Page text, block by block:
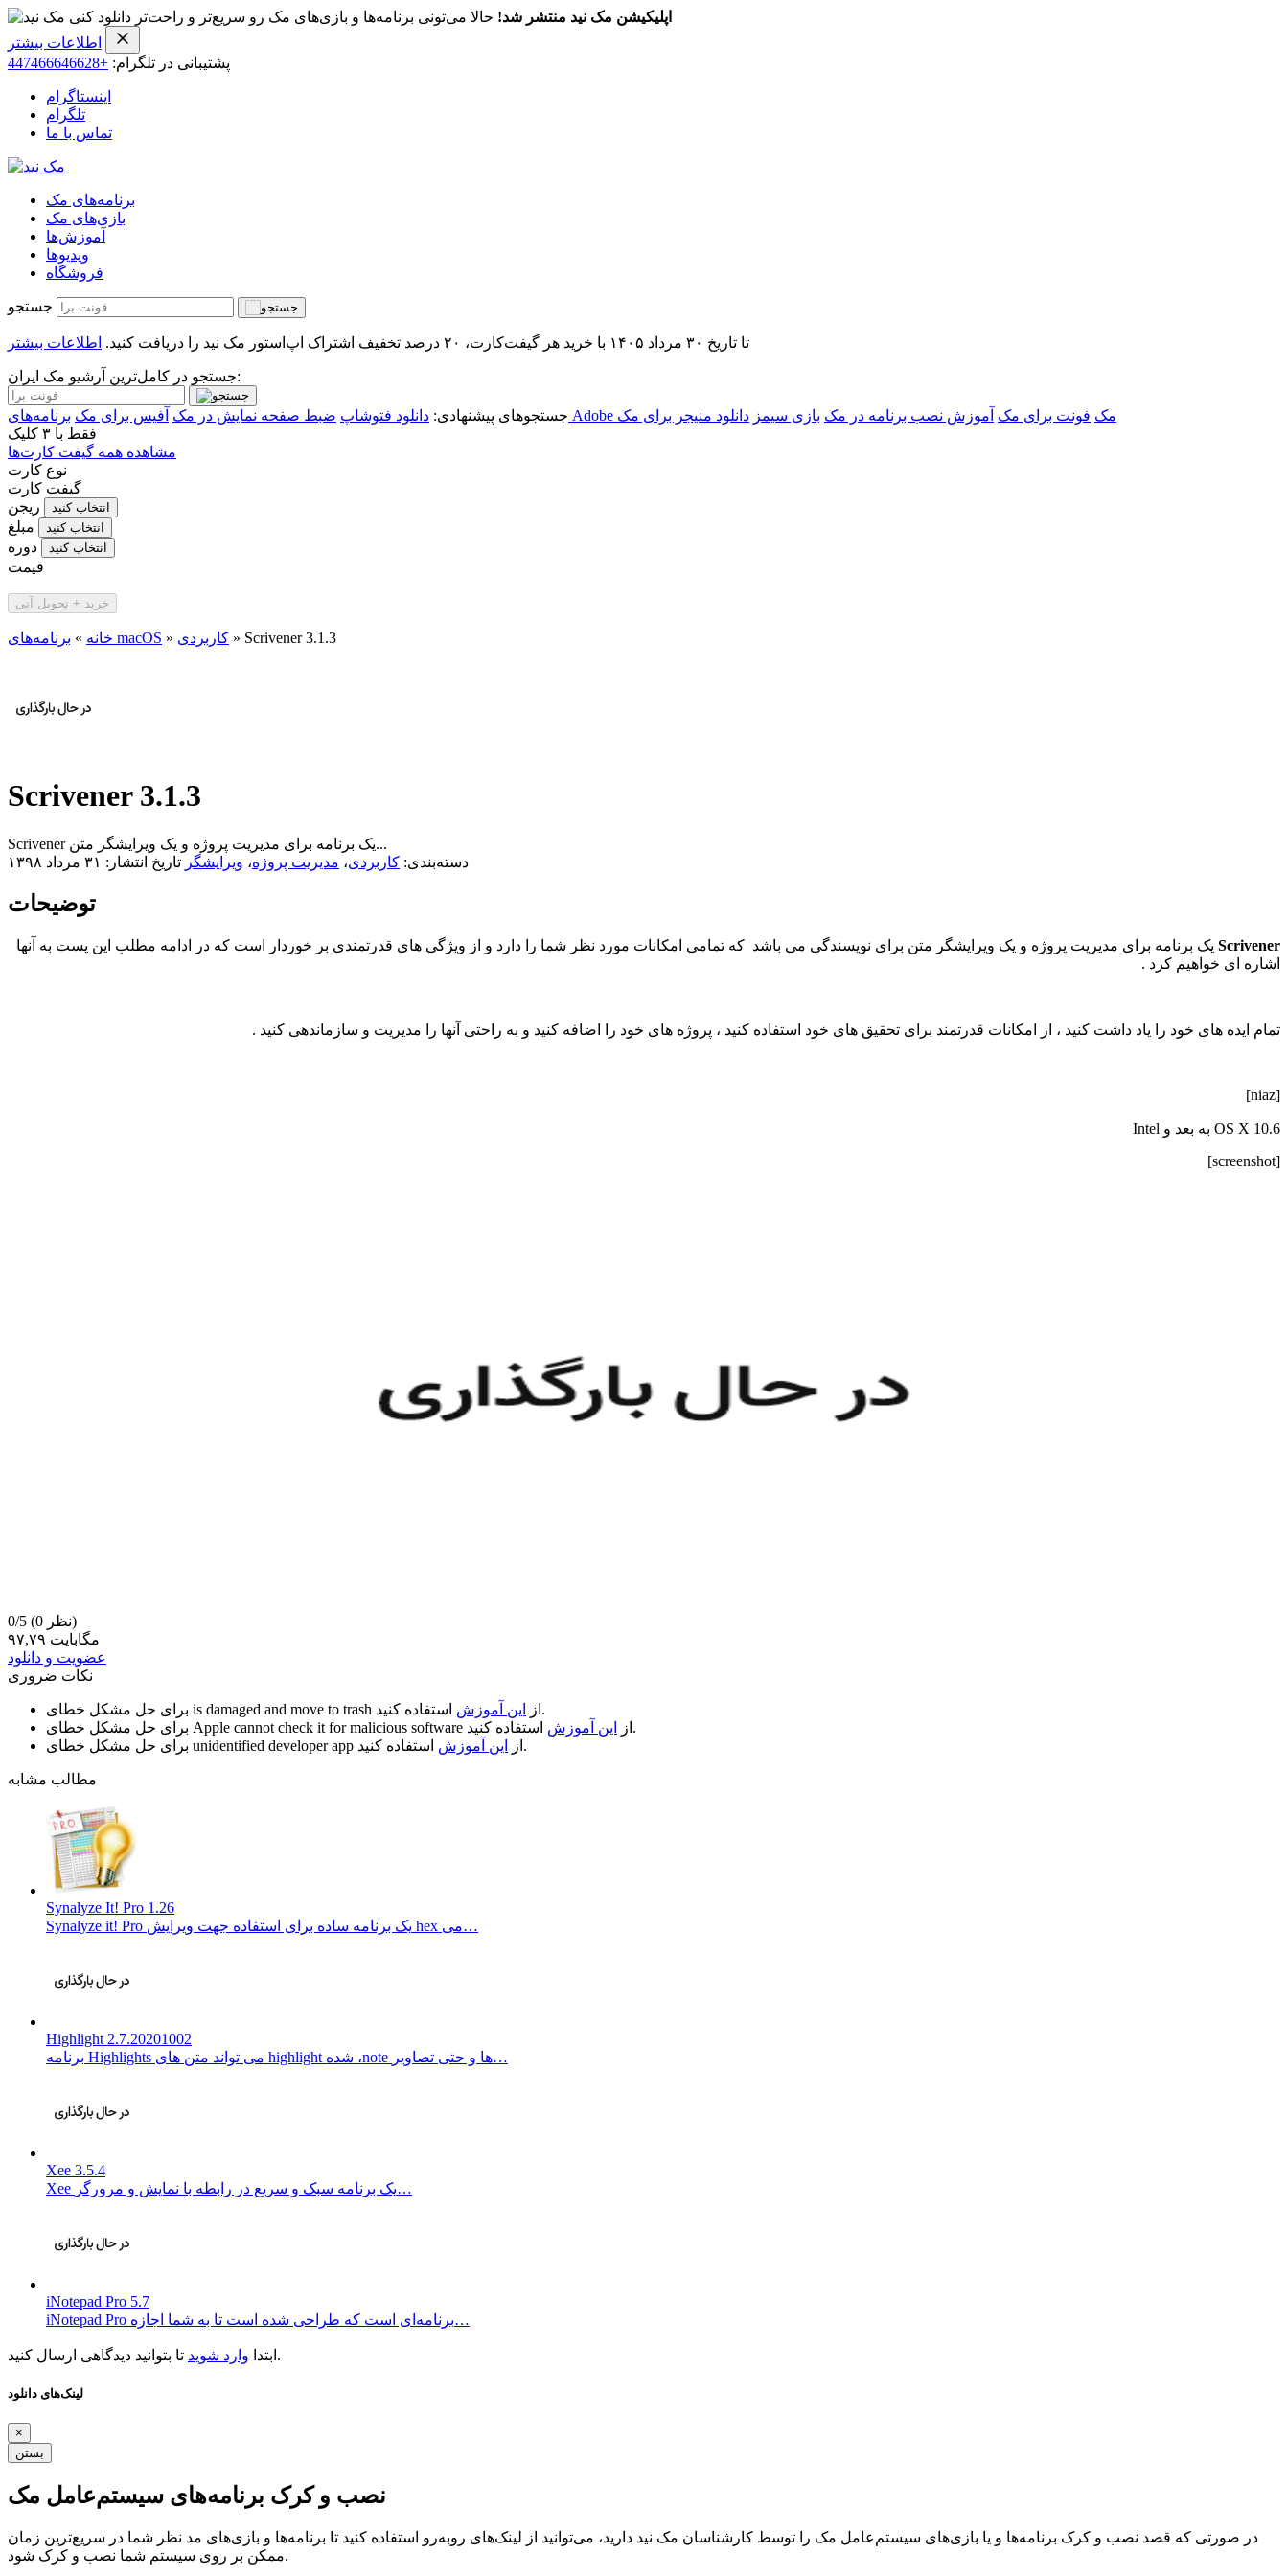
اپلیکیشن مک نید منتشر شد! حالا می‌تونی برنامه‌ها و بازی‌های مک رو سریع‌تر و راحت‌تر دانلود کنی
اطلاعات بیشتر
پشتیبانی در تلگرام: +447466646628
اینستاگرام
تلگرام
تماس با ما
برنامه‌های مک
بازی‌های مک
آموزش‌ها
ویدیو‌ها
فروشگاه
جستجو
تا تاریخ ۳۰ مرداد ۱۴۰۵ با خرید هر گیفت‌کارت، ۲۰ درصد تخفیف اشتراک اپ‌استور مک نید را دریافت کنید. اطلاعات بیشتر
جستجو در کامل‌ترین آرشیو مک ایران:
جستجوهای پیشنهادی: دانلود فتوشاپ ضبط صفحه نمایش در مک آفیس برای مک برنامه‌های Adobe مک فونت برای مک آموزش نصب برنامه در مک بازی سیمز دانلود منیجر برای مک
فقط با ۳ کلیک
مشاهده همه گیفت کارت‌ها
نوع کارت
گیفت کارت
ریجن
انتخاب کنید
مبلغ انتخاب کنید
دوره انتخاب کنید
قیمت
—
خرید + تحویل آنی
خانه » برنامه‌های macOS » کاربردی » Scrivener 3.1.3
Scrivener 3.1.3
Scrivener یک برنامه برای مدیریت پروژه و یک ویرایشگر متن...
دسته‌بندی: کاربردی، مدیریت پروژه، ویرایشگر تاریخ انتشار: ۳۱ مرداد ۱۳۹۸
توضیحات
Scrivener یک برنامه برای مدیریت پروژه و یک ویرایشگر متن برای نویسندگی می باشد که تمامی امکانات مورد نظر شما را دارد و از ویژگی های قدرتمندی بر خوردار است که در ادامه مطلب این پست به آنها
اشاره ای خواهیم کرد .
تمام ایده های خود را یاد داشت کنید ، از امکانات قدرتمند برای تحقیق های خود استفاده کنید ، پروژه های خود را اضافه کنید و به راحتی آنها را مدیریت و سازماندهی کنید .
[niaz]
OS X 10.6 به بعد و Intel
[screenshot]
0/5
(0 نظر)
۹۷,۷۹ مگابایت
عضویت و دانلود
نکات ضروری
is damaged and move to trash از این آموزش
استفاده کنید.
Apple cannot check it for malicious software از این آموزش
استفاده کنید.
unidentified developer app از این آموزش استفاده کنید.
مطالب مشابه
Synalyze It! Pro 1.26
Synalyze it! Pro یک برنامه ساده برای استفاده جهت ویرایش hex می…
Highlight 2.7.20201002
برنامه Highlights می تواند متن های highlight شده ،‌note ها و حتی تصاویر…
Xee 3.5.4
Xee یک برنامه سبک و سریع در رابطه با نمایش و مرورگر…
iNotepad Pro 5.7
iNotepad Pro برنامه‌ای است که طراحی شده است تا به شما اجازه…
ابتدا وارد شوید تا بتوانید دیدگاهی ارسال کنید.
لینک‌های دانلود
×
بستن
نصب و کرک برنامه‌های سیستم‌عامل مک
در صورتی که قصد نصب و کرک برنامه‌ها و یا بازی‌های سیستم‌عامل مک را توسط کارشناسان مک نید دارید، می‌توانید از لینک‌های رو‌به‌رو استفاده کنید تا برنامه‌ها و بازی‌های مد نظر شما در سریع‌ترین زمان
ممکن بر روی سیستم شما نصب و کرک شود.